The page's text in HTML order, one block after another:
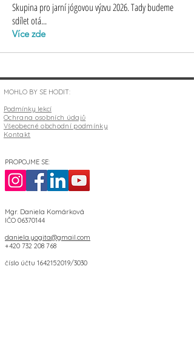
Skupina pro jarní jógovou výzvu 2026. Tady budeme
sdílet otá...
Více zde
MOHLO BY SE HODIT:
Podmínky lekcí
Ochrana osobních údajů
Všeobecné obchodní podmínky
Kontakt
PROPOJME SE:
Mgr. Daniela Komárková
IČO 06370144
daniela.yogita@gmail.com
+420 732 208 768
číslo účtu 1642152019/3030